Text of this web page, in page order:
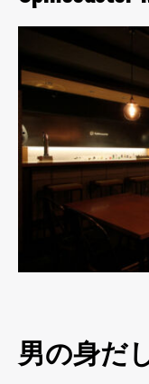
男の身だ